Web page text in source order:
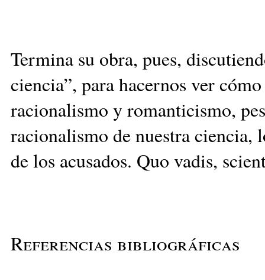
Termina su obra, pues,
ciencia”, para hacernos ver
racionalismo y romanticismo,
racionalismo de nuestra ciencia,
de los acusados. Quo vadis,
Referencias bibliográficas